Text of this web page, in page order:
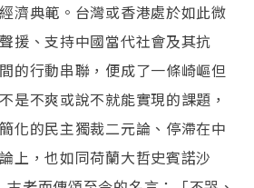
濟典範。台灣或香港處於如此微
援、支持中國當代社會及其抗
的行動串聯，便成了一條崎嶇但
是不爽或說不就能實現的課題，
化的民主獨裁二元論、停滯在中
上，也如同荷蘭大哲史賓諾沙